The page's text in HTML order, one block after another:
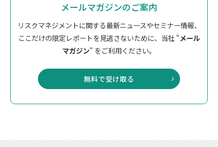
メールマガジンのご案内
リスクマネジメントに関する最新ニュースやセミナー情報、
ここだけの限定レポートを見逃さないために、 当社 "メール
マガジン" をご利用ください。
無料で受け取る